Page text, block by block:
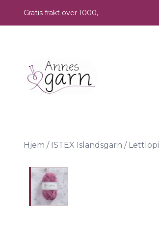
Gratis frakt over 1000,-
Hjem / ISTEX Islandsgarn / Lettlopi